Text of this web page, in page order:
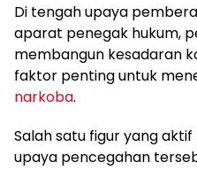
Di tengah upaya
aparat penegak hukum,
membangun kesadaran
faktor penting untuk
narkoba.
Salah satu figur yang
upaya pencegahan